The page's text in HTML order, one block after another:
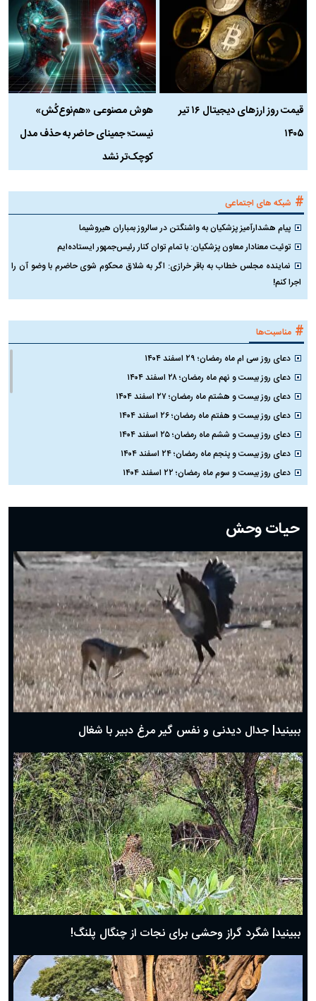
قیمت روز ارز‌های دیجیتال ۱۶ تیر
۱۴۰۵
هوش مصنوعی «هم‌نوع‌کُش»
نیست؛ جمینای حاضر به حذف مدل
کوچک‌تر نشد
# شبکه های اجتماعی
پیام هشدارآمیز پزشکیان به واشنگتن در سالروز بمباران هیروشیما
توئیت معنادار معاون پزشکیان: با تمام توان کنار رئیس‌جمهور ایستاده‌ایم
نماینده مجلس خطاب به باقر خرازی: اگر به شلاق محکوم شوی حاضرم با وضو آن را
اجرا کنم!
# مناسبت‌ها
دعای روز سی ام ماه رمضان؛ ۲۹ اسفند ۱۴۰۴
دعای روز بیست و نهم ماه رمضان؛ ۲۸ اسفند ۱۴۰۴
دعای روز بیست و هشتم ماه رمضان؛ ۲۷ اسفند ۱۴۰۴
دعای روز بیست و هفتم ماه رمضان؛ ۲۶ اسفند ۱۴۰۴
دعای روز بیست و ششم ماه رمضان؛ ۲۵ اسفند ۱۴۰۴
دعای روز بیست و پنجم ماه رمضان؛ ۲۴ اسفند ۱۴۰۴
دعای روز بیست و سوم ماه رمضان؛ ۲۲ اسفند ۱۴۰۴
دعای روز بیستم ماه رمضان؛ ۱۹ اسفند ۱۴۰۴
دعای روز هشتم ماه مبارک رمضان؛ ۷ اسفند ماه ۱۴۰۴
دعای روز هفتم ماه رمضان؛ ۶ اسفند ۱۴۰۴
دعای روز ششم ماه رمضان؛ ۵ اسفند ۱۴۰۴
دعای روز پنجم ماه رمضان؛ ۴ اسفند ۱۴۰۴
دعای روز چهارم ماه مبارک رمضان؛ ۳ اسفند ۱۴۰۴
دعای روز سوم ماه مبارک رمضان؛ ۱۴ اسفند ۱۴۰۴
دعای روز دوم ماه مبارک رمضان ۱ اسفند ماه ۱۴۰۴
دعای روز اول ماه مبارک رمضان، ۳۰ بهمن ۱۴۰۴
حضرت زینب(س) چگونه از دنیا رفت؟
بهترین پیامک تبریک روز پدر ۱۴۰۴؛ جملات زیبا و صمیمانه
حیات وحش
ببینید| جدال دیدنی و نفس گیر مرغ دبیر با شغال
ببینید| شگرد گراز وحشی برای نجات از چنگال پلنگ!